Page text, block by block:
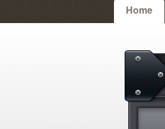
Home